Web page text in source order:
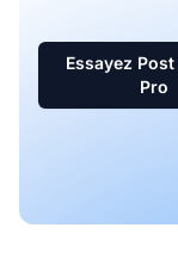
Essayez
Pro